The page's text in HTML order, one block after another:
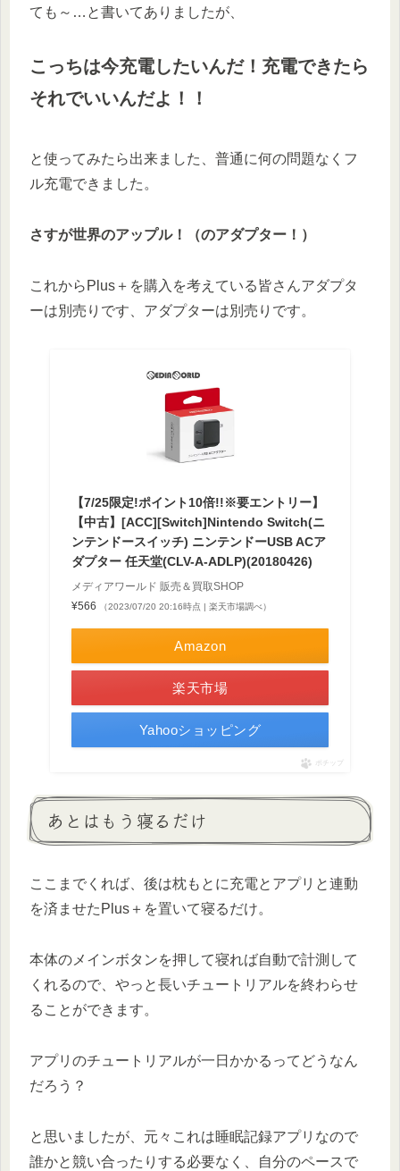
ても～…と書いてありましたが、
こっちは今充電したいんだ！充電できたら
それでいいんだよ！！
と使ってみたら出来ました、普通に何の問題なくフ
ル充電できました。
さすが世界のアップル！（のアダプター！）
これからPlus＋を購入を考えている皆さんアダプタ
ーは別売りです、アダプターは別売りです。
【7/25限定!ポイント10倍!!※要エントリー】
【中古】[ACC][Switch]Nintendo Switch(ニ
ンテンドースイッチ) ニンテンドーUSB ACア
ダプター 任天堂(CLV-A-ADLP)(20180426)
メディアワールド 販売＆買取SHOP
¥566
（2023/07/20 20:16時点 | 楽天市場調べ）
Amazon
楽天市場
Yahooショッピング
ポチップ
あとはもう寝るだけ
ここまでくれば、後は枕もとに充電とアプリと連動
を済ませたPlus＋を置いて寝るだけ。
本体のメインボタンを押して寝れば自動で計測して
くれるので、やっと長いチュートリアルを終わらせ
ることができます。
アプリのチュートリアルが一日かかるってどうなん
だろう？
と思いましたが、元々これは睡眠記録アプリなので
誰かと競い合ったりする必要なく、自分のペースで